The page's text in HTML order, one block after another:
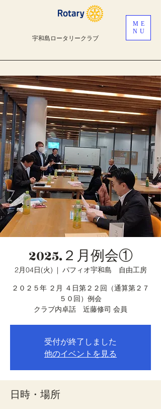
宇和島ロータリークラブ
ME
NU
2025.２月例会①
2月04日(火)
  |
パフィオ宇和島 自由工房
２０２５年 ２月 ４日第２２回（通算第２７
５０回）例会
クラブ内卓話 近藤修司 会員
受付が終了しました
他のイベントを見る
日時・場所